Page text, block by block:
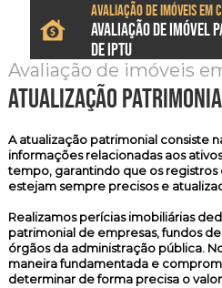
Avaliação de imóveis em
AVALIAÇÃO DE IMÓVEL
DE IPTU
Avaliação de imóveis
atualização
A atualização patrimonial consiste
informações relacionadas aos
tempo, garantindo que os
estejam sempre precisos e
Realizamosperícias imobiliárias
patrimonial de empresas, fundos
órgãos da administração pública.
maneira fundamentada e
determinar de forma precisa o